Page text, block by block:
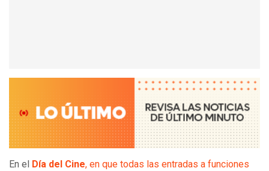
En el Día del Cine, en que todas las entradas a funciones